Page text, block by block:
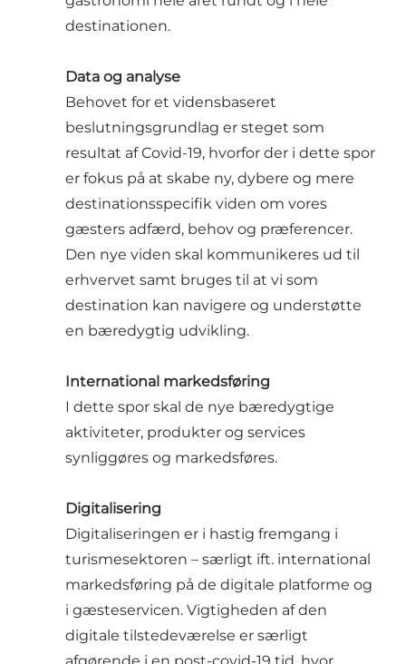
destinationen.
Data og analyse
Behovet for et vidensbaseret
beslutningsgrundlag er steget som
resultat af Covid-19, hvorfor der i dette spor
er fokus på at skabe ny, dybere og mere
destinationsspecifik viden om vores
gæsters adfærd, behov og præferencer.
Den nye viden skal kommunikeres ud til
erhvervet samt bruges til at vi som
destination kan navigere og understøtte
en bæredygtig udvikling.
International markedsføring
I dette spor skal de nye bæredygtige
aktiviteter, produkter og services
synliggøres og markedsføres.
Digitalisering
Digitaliseringen er i hastig fremgang i
turismesektoren – særligt ift. international
markedsføring på de digitale platforme og
i gæsteservicen. Vigtigheden af den
digitale tilstedeværelse er særligt